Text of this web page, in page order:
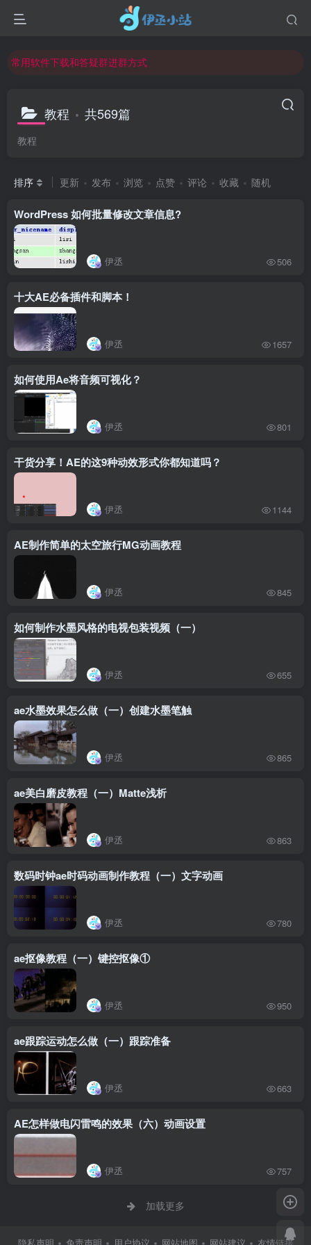
欢迎反馈网站中存在的问题和建议！
常用软件下载和答疑群进群方式
欢迎反馈网站中存在的问题和建议！
教程 共569篇
教程
排序 更新 发布 浏览 点赞 评论 收藏 随机
WordPress 如何批量修改文章信息?
伊丞 506
十大AE必备插件和脚本！
伊丞 1657
如何使用Ae将音频可视化？
伊丞 801
干货分享！AE的这9种动效形式你都知道吗？
伊丞 1144
AE制作简单的太空旅行MG动画教程
伊丞 845
如何制作水墨风格的电视包装视频（一）
伊丞 655
ae水墨效果怎么做（一）创建水墨笔触
伊丞 865
ae美白磨皮教程（一）Matte浅析
伊丞 863
数码时钟ae时码动画制作教程（一）文字动画
伊丞 780
ae抠像教程（一）键控抠像①
伊丞 950
ae跟踪运动怎么做（一）跟踪准备
伊丞 663
AE怎样做电闪雷鸣的效果（六）动画设置
伊丞 757
加载更多